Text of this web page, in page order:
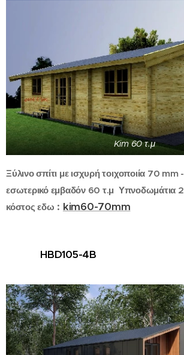
Kim 60 τ.μ
Ξύλινο σπίτι με ισχυρή τοιχοποιία 70 mm -
εσωτερικό εμβαδόν 60 τ.μ Υπνοδωμάτια 2
κόστος εδω : kim60-70mm
HBD105-4B